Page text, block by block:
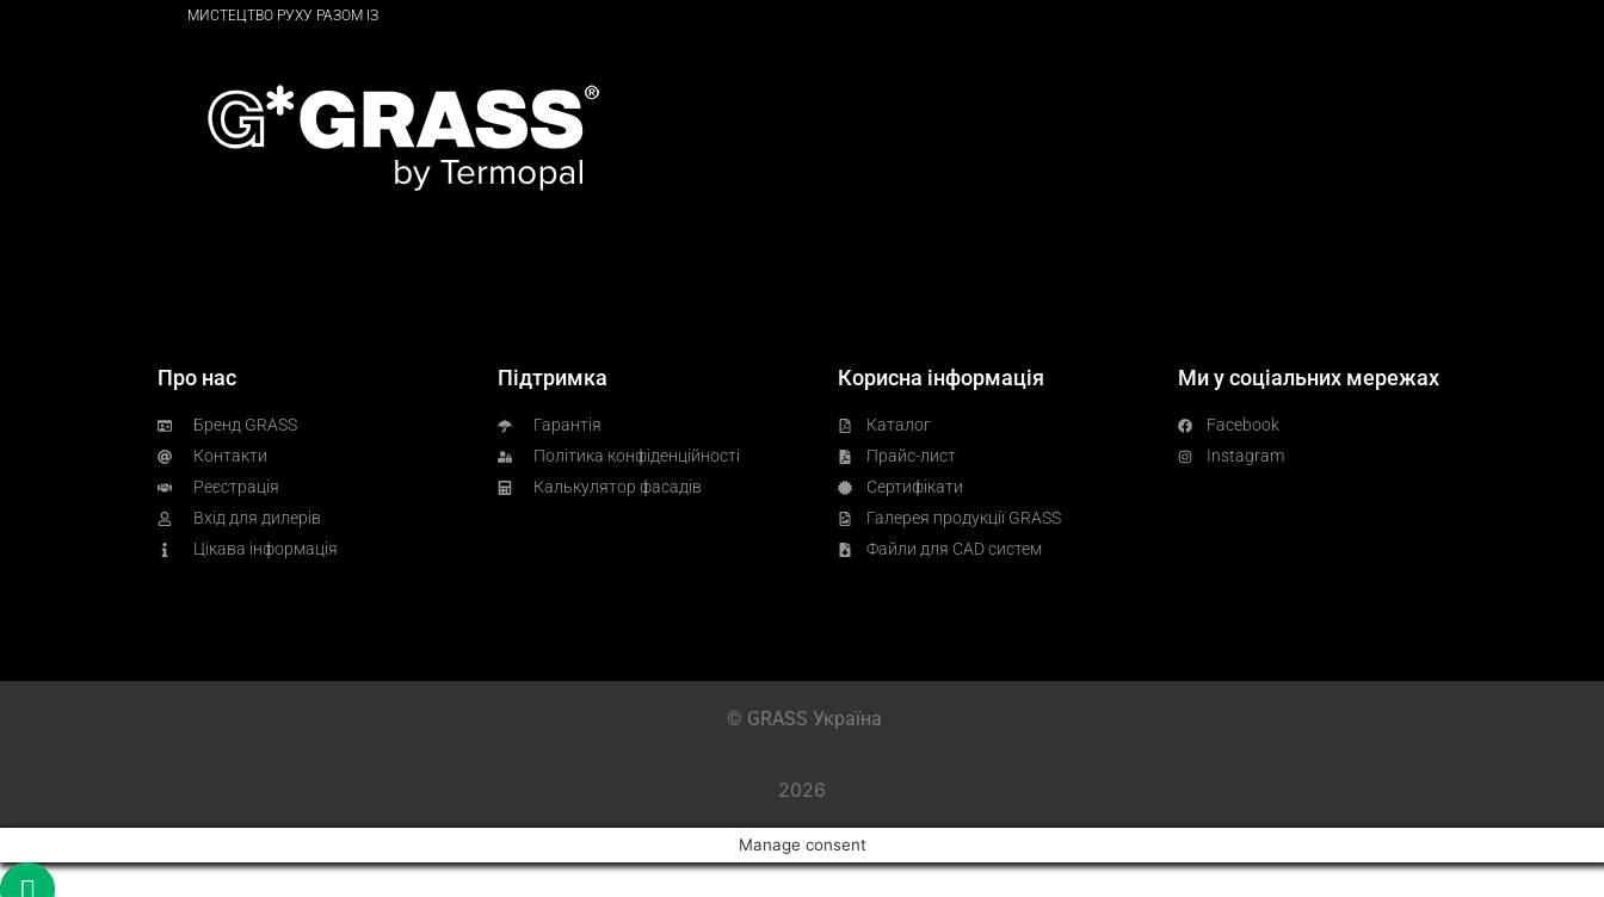
МИСТЕЦТВО РУХУ РАЗОМ ІЗ
Про нас
Бренд GRASS
Контакти
Реєстрація
Вхід для дилерів
Цікава інформація
Підтримка
Гарантія
Політика конфіденційності
Калькулятор фасадів
Корисна інформація
Каталог
Прайс-лист
Сертифікати
Галерея продукції GRASS
Файли для CAD систем
Ми у соціальних мережах
Facebook
Instagram
© GRASS Україна
2026
Manage consent